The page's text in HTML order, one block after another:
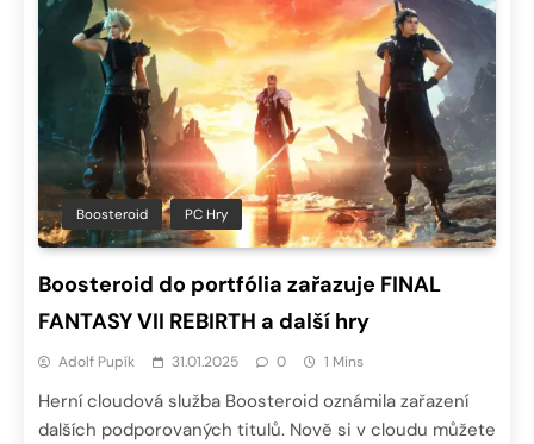
Boosteroid PC Hry
Boosteroid do portfólia zařazuje FINAL
FANTASY VII REBIRTH a další hry
Adolf Pupík 31.01.2025 0 1 Mins
Herní cloudová služba Boosteroid oznámila zařazení
dalších podporovaných titulů. Nově si v cloudu můžete